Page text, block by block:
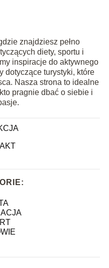
znajdziesz pełno
diety, sportu i
inspiracje do aktywnego
dotyczące turystyki, które
Nasza strona to idealne
pragnie dbać o siebie i